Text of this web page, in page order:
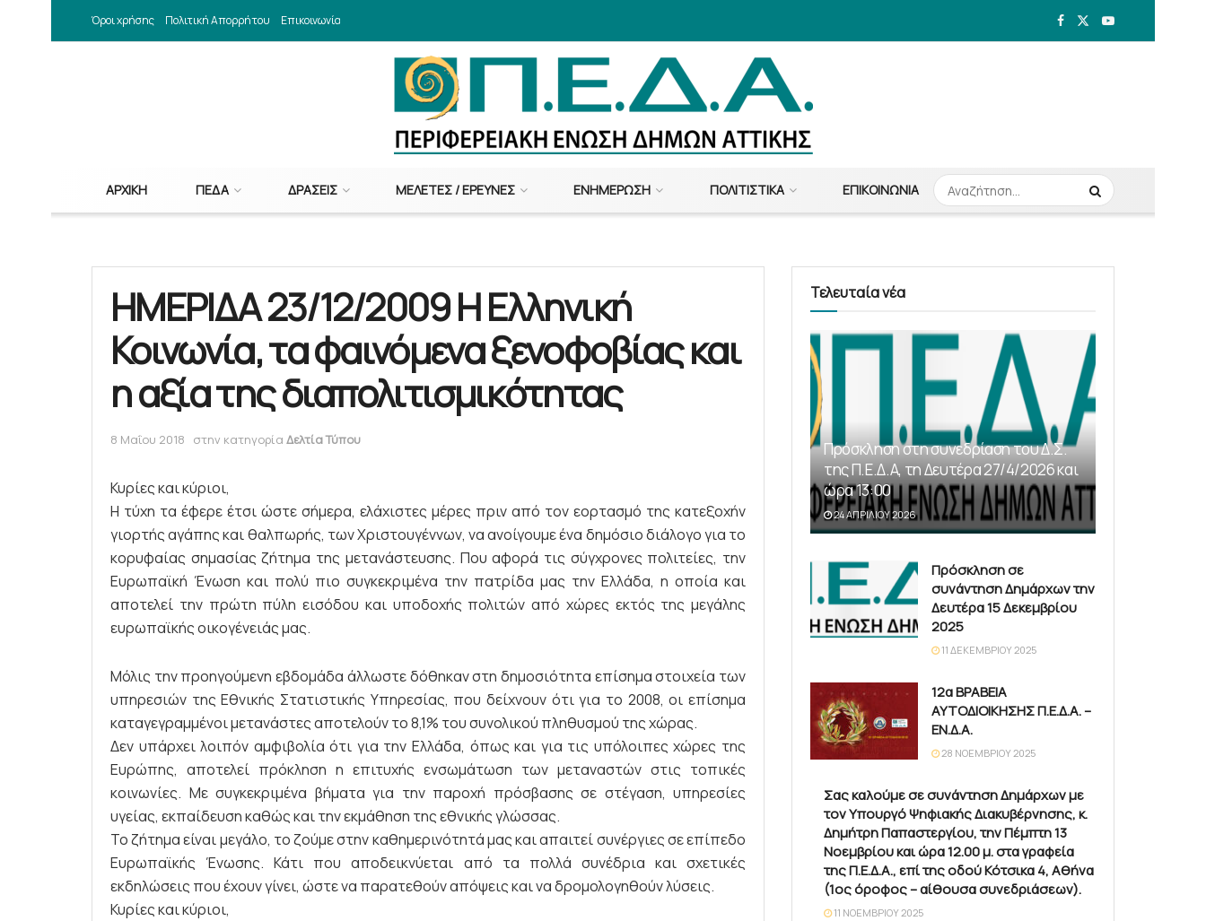
Όροι χρήσης Πολιτική Απορρήτου Επικοινωνία
ΑΡΧΙΚΉ ΠΕΔΑ ΔΡΆΣΕΙΣ ΜΕΛΈΤΕΣ / ΈΡΕΥΝΕΣ ΕΝΗΜΈΡΩΣΗ ΠΟΛΙΤΙΣΤΙΚΆ ΕΠΙΚΟΙΝΩΝΊΑ
ΗΜΕΡΙΔΑ 23/12/2009 Η Ελληνική
Κοινωνία, τα φαινόμενα ξενοφοβίας και
η αξία της διαπολιτισμικότητας
8 Μαΐου 2018 στην κατηγορία Δελτία Τύπου
Κυρίες και κύριοι,
Η τύχη τα έφερε έτσι ώστε σήμερα, ελάχιστες μέρες πριν από τον εορτασμό της κατεξοχήν
γιορτής αγάπης και θαλπωρής, των Χριστουγέννων, να ανοίγουμε ένα δημόσιο διάλογο για το
κορυφαίας σημασίας ζήτημα της μετανάστευσης. Που αφορά τις σύγχρονες πολιτείες, την
Ευρωπαϊκή Ένωση και πολύ πιο συγκεκριμένα την πατρίδα μας την Ελλάδα, η οποία και
αποτελεί την πρώτη πύλη εισόδου και υποδοχής πολιτών από χώρες εκτός της μεγάλης
ευρωπαϊκής οικογένειάς μας.
Μόλις την προηγούμενη εβδομάδα άλλωστε δόθηκαν στη δημοσιότητα επίσημα στοιχεία των
υπηρεσιών της Εθνικής Στατιστικής Υπηρεσίας, που δείχνουν ότι για το 2008, οι επίσημα
καταγεγραμμένοι μετανάστες αποτελούν το 8,1% του συνολικού πληθυσμού της χώρας.
Δεν υπάρχει λοιπόν αμφιβολία ότι για την Ελλάδα, όπως και για τις υπόλοιπες χώρες της
Ευρώπης, αποτελεί πρόκληση η επιτυχής ενσωμάτωση των μεταναστών στις τοπικές
κοινωνίες. Με συγκεκριμένα βήματα για την παροχή πρόσβασης σε στέγαση, υπηρεσίες
υγείας, εκπαίδευση καθώς και την εκμάθηση της εθνικής γλώσσας.
Το ζήτημα είναι μεγάλο, το ζούμε στην καθημερινότητά μας και απαιτεί συνέργιες σε επίπεδο
Ευρωπαϊκής Ένωσης. Κάτι που αποδεικνύεται από τα πολλά συνέδρια και σχετικές
εκδηλώσεις που έχουν γίνει, ώστε να παρατεθούν απόψεις και να δρομολογηθούν λύσεις.
Κυρίες και κύριοι,
Τελευταία νέα
Πρόσκληση στη συνεδρίαση του Δ.Σ.
της Π.Ε.Δ.Α, τη Δευτέρα 27/4/2026 και
ώρα 13:00
24 ΑΠΡΙΛΊΟΥ 2026
Πρόσκληση σε
συνάντηση Δημάρχων την
Δευτέρα 15 Δεκεμβρίου
2025
11 ΔΕΚΕΜΒΡΊΟΥ 2025
12α ΒΡΑΒΕΙΑ
ΑΥΤΟΔΙΟΙΚΗΣΗΣ Π.Ε.Δ.Α. –
ΕΝ.Δ.Α.
28 ΝΟΕΜΒΡΊΟΥ 2025
Σας καλούμε σε συνάντηση Δημάρχων με
τον Υπουργό Ψηφιακής Διακυβέρνησης, κ.
Δημήτρη Παπαστεργίου, την Πέμπτη 13
Νοεμβρίου και ώρα 12.00 μ. στα γραφεία
της Π.Ε.Δ.Α., επί της οδού Κότσικα 4, Αθήνα
(1ος όροφος – αίθουσα συνεδριάσεων).
11 ΝΟΕΜΒΡΊΟΥ 2025